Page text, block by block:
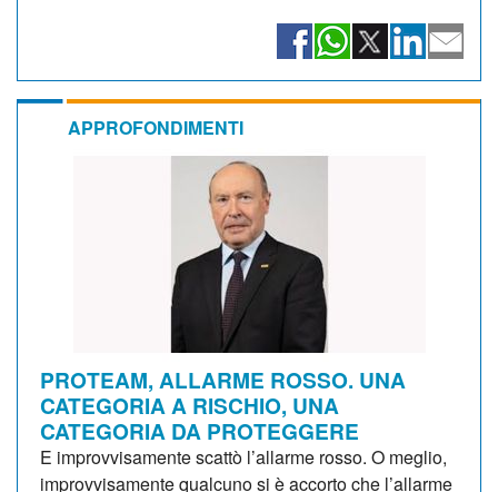
APPROFONDIMENTI
PROTEAM, ALLARME ROSSO. UNA
CATEGORIA A RISCHIO, UNA
CATEGORIA DA PROTEGGERE
E improvvisamente scattò l’allarme rosso. O meglio,
improvvisamente qualcuno si è accorto che l’allarme